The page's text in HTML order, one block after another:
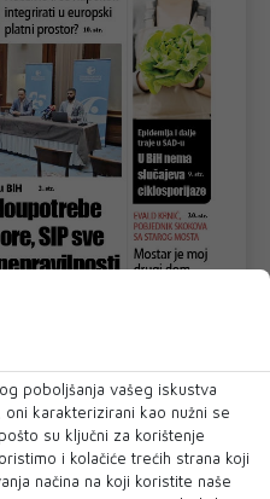
pročitajte
poboljšanja vašeg iskustva
karakterizirani kao nužni se
su ključni za korištenje
i kolačiće trećih strana koji
načina na koji koristite naše